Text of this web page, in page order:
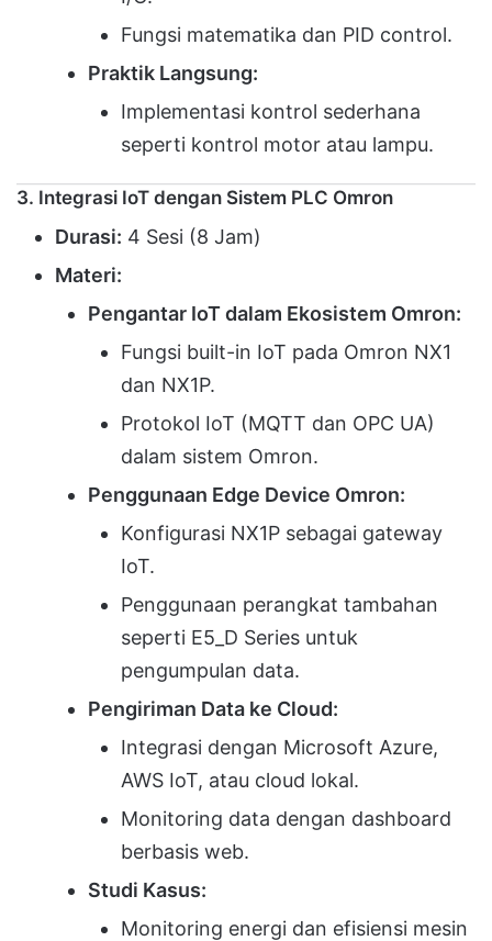
Fungsi matematika dan PID control.
Praktik Langsung:
Implementasi kontrol sederhana
seperti kontrol motor atau lampu.
3. Integrasi IoT dengan Sistem PLC Omron
Durasi: 4 Sesi (8 Jam)
Materi:
Pengantar IoT dalam Ekosistem Omron:
Fungsi built-in IoT pada Omron NX1
dan NX1P.
Protokol IoT (MQTT dan OPC UA)
dalam sistem Omron.
Penggunaan Edge Device Omron:
Konfigurasi NX1P sebagai gateway
IoT.
Penggunaan perangkat tambahan
seperti E5_D Series untuk
pengumpulan data.
Pengiriman Data ke Cloud:
Integrasi dengan Microsoft Azure,
AWS IoT, atau cloud lokal.
Monitoring data dengan dashboard
berbasis web.
Studi Kasus:
Monitoring energi dan efisiensi mesin